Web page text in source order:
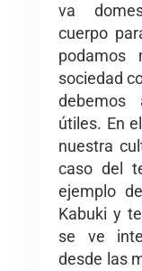
va
cuerpo
podamos
sociedad
debemos
útiles. En
nuestra
caso del
ejemplo
Kabuki y
se ve
desde las